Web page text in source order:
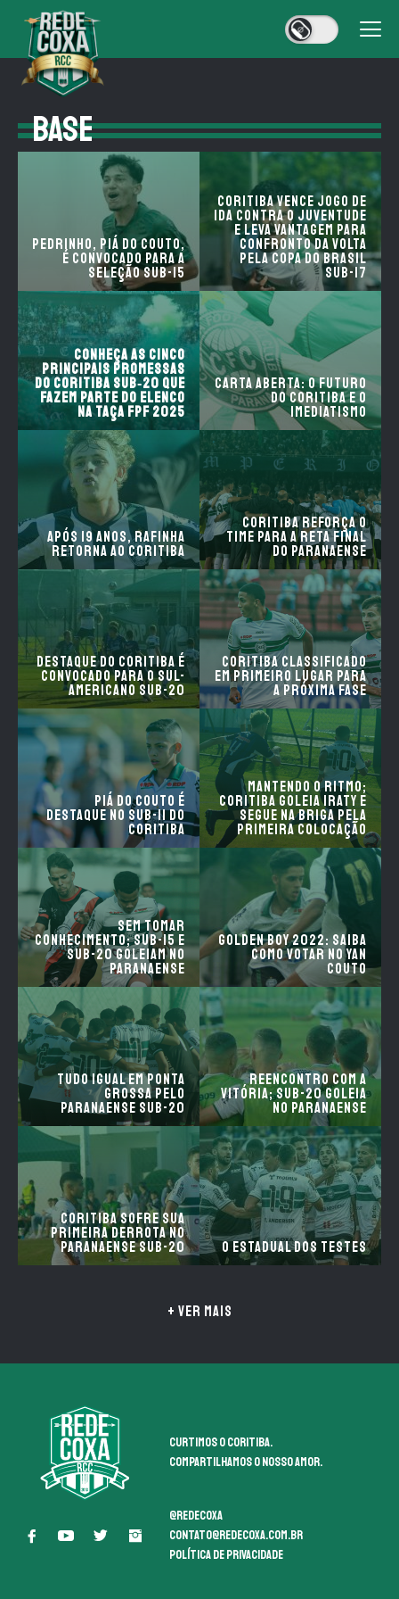
BASE
Pedrinho, Piá do Couto,
é convocado para a
seleção sub-15
Coritiba vence jogo de
ida contra o Juventude
e leva vantagem para
confronto da volta
pela Copa do Brasil
Sub-17
Conheça as cinco
principais promessas
do Coritiba sub‑20 que
fazem parte do elenco
na Taça FPF 2025
CARTA ABERTA: O FUTURO
DO CORITIBA E O
IMEDIATISMO
Após 19 anos, Rafinha
retorna ao Coritiba
Coritiba reforça o
time para a reta final
do Paranaense
Destaque do Coritiba é
convocado para o Sul-
Americano Sub-20
Coritiba classificado
em primeiro lugar para
a próxima fase
Piá do Couto é
destaque no sub-11 do
Coritiba
Mantendo o ritmo;
Coritiba goleia Iraty e
segue na briga pela
primeira colocação
Sem tomar
conhecimento; Sub-15 e
Sub-20 goleiam no
Paranaense
Golden Boy 2022: saiba
como votar no Yan
Couto
Tudo igual em Ponta
Grossa pelo
Paranaense Sub-20
Reencontro com a
vitória; Sub-20 goleia
no Paranaense
Coritiba sofre sua
primeira derrota no
Paranaense sub-20
O Estadual dos testes
+ VER MAIS
Curtimos o coritiba.
Compartilhamos o nosso amor.
@redecoxa
contato@redecoxa.com.br
Política de Privacidade